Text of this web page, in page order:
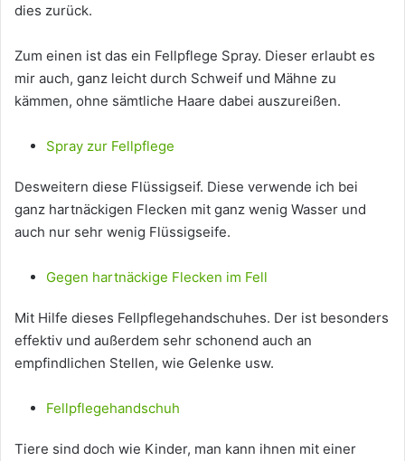
dies zurück.
Zum einen ist das ein Fellpflege Spray. Dieser erlaubt es
mir auch, ganz leicht durch Schweif und Mähne zu
kämmen, ohne sämtliche Haare dabei auszureißen.
Spray zur Fellpflege
Desweitern diese Flüssigseif. Diese verwende ich bei
ganz hartnäckigen Flecken mit ganz wenig Wasser und
auch nur sehr wenig Flüssigseife.
Gegen hartnäckige Flecken im Fell
Mit Hilfe dieses Fellpflegehandschuhes. Der ist besonders
effektiv und außerdem sehr schonend auch an
empfindlichen Stellen, wie Gelenke usw.
Fellpflegehandschuh
Tiere sind doch wie Kinder, man kann ihnen mit einer